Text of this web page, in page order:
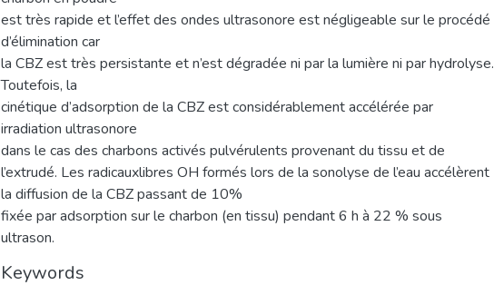
est très rapide et l’effet des ondes ultrasonore est négligeable sur le procédé
d’élimination car
la CBZ est très persistante et n’est dégradée ni par la lumière ni par hydrolyse.
Toutefois, la
cinétique d’adsorption de la CBZ est considérablement accélérée par
irradiation ultrasonore
dans le cas des charbons activés pulvérulents provenant du tissu et de
l’extrudé. Les radicauxlibres OH formés lors de la sonolyse de l’eau accélèrent
la diffusion de la CBZ passant de 10%
fixée par adsorption sur le charbon (en tissu) pendant 6 h à 22 % sous
ultrason.
Keywords